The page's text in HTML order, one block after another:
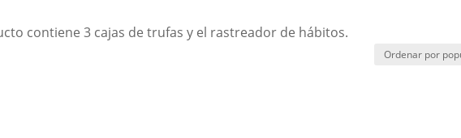
contiene 3 cajas de trufas y el rastreador de hábitos.